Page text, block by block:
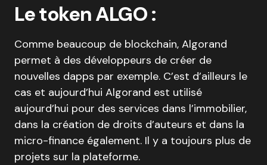
Le token ALGO :
Comme beaucoup de blockchain, Algorand
permet à des développeurs de créer de
nouvelles dapps par exemple. C’est d’ailleurs le
cas et aujourd’hui Algorand est utilisé
aujourd’hui pour des services dans l’immobilier,
dans la création de droits d’auteurs et dans la
micro-finance également. Il y a toujours plus de
projets sur la plateforme.